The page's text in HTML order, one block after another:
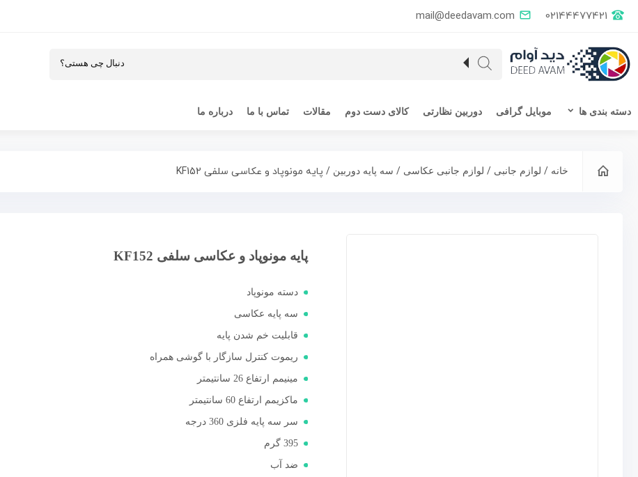
mail@deedavam.com 02144477421
دسته بندی ها موبایل گرافی دوربین نظارتی کالای دست دوم مقالات تماس با ما درباره ما
خانه / لوازم جانبی / لوازم جانبی عکاسی / سه پایه دوربین / پایه مونوپاد و عکاسی سلفی KF152
پایه مونوپاد و عکاسی سلفی KF152
دسته مونوپاد
سه پایه عکاسی
قابلیت خم شدن پایه
ریموت کنترل سازگار با گوشی همراه
مینیمم ارتفاع 26 سانتیمتر
ماکزیمم ارتفاع 60 سانتیمتر
سر سه پایه فلزی 360 درجه
395 گرم
ضد آب